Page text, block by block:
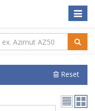
Toggle
Reset